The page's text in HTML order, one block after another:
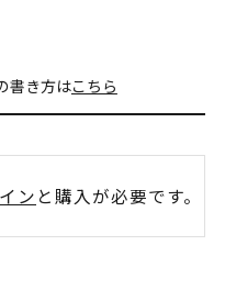
書き方はこちら
ン と購入が必要です。